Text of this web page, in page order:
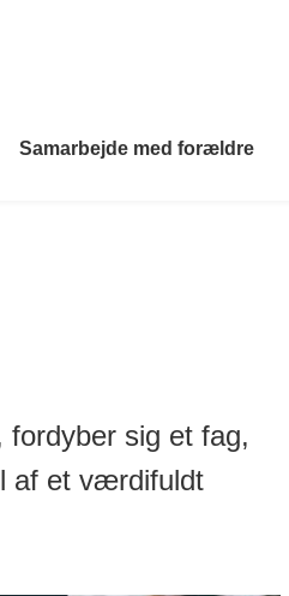
Samarbejde med forældre
fordyber sig et fag,
af et værdifuldt